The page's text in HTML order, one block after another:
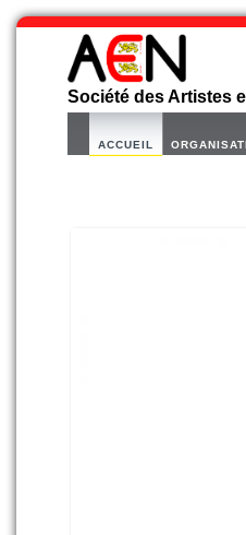
Société des Artistes
ACCUEIL